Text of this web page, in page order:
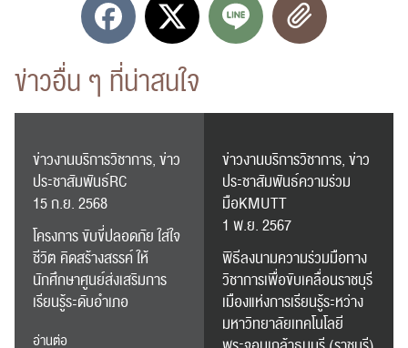
ค้นหา
สำหรับ:
ข่าวอื่น ๆ ที่น่าสนใจ
ข่าวงานบริการวิชาการ, ข่าว
ประชาสัมพันธ์RC
15 ก.ย. 2568
โครงการ ขับขี่ปลอดภัย ใส่ใจ
ชีวิต คิดสร้างสรรค์ ให้
นักศึกษาศูนย์ส่งเสริมการ
เรียนรู้ระดับอำเภอ
อ่านต่อ
ข่าวงานบริการวิชาการ, ข่าว
ประชาสัมพันธ์ความร่วม
มือKMUTT
1 พ.ย. 2567
พิธีลงนามความร่วมมือทาง
วิชาการเพื่อขับเคลื่อนราชบุรี
เมืองแห่งการเรียนรู้ระหว่าง
มหาวิทยาลัยเทคโนโลยี
RC Activity
ปฏิทิน